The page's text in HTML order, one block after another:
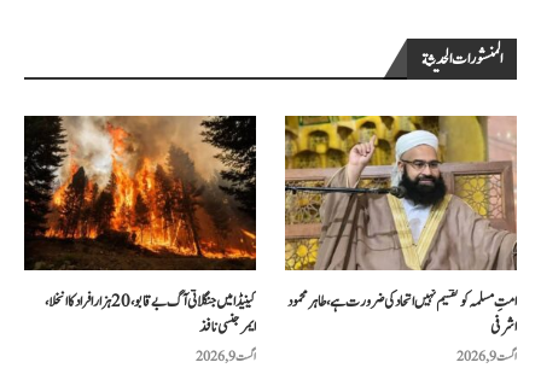
المنشورات الحديثة
کینیڈا میں جنگلاتی آگ بے قابو، 20 ہزار افراد کا انخلا،
ایمرجنسی نافذ
اگست 9, 2026
امتِ مسلمہ کو تقسیم نہیں اتحاد کی ضرورت ہے، طاہر محمود
اشرفی
اگست 9, 2026